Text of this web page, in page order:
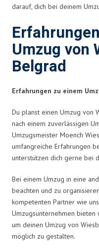
darauf, dich bei deinem
Umzug von
Belgrad
Erfahrungen zu einem
Du planst einen Umzug von
nach einem zuverlässigen
Umzugsmeister Moench
umfangreiche Erfahrungen
unterstützen dich gerne bei
Bei einem Umzug in eine
beachten und zu
kompetenten Partner wie
Umzugsunternehmen
um deinen Umzug von
möglich zu gestalten.